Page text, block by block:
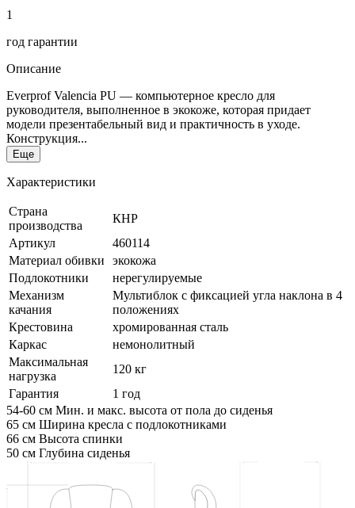
1
год гарантии
Описание
Everprof Valencia PU — компьютерное кресло для
руководителя, выполненное в экокоже, которая придает
модели презентабельный вид и практичность в уходе.
Конструкция...
Еще
Характеристики
Страна
производства
КНР
Артикул
460114
Материал обивки
экокожа
Подлокотники
нерегулируемые
Механизм
качания
Мультиблок с фиксацией угла наклона в 4
положениях
Крестовина
хромированная сталь
Каркас
немонолитный
Максимальная
нагрузка
120 кг
Гарантия
1 год
54-60 см Мин. и макс. высота от пола до сиденья
65 см Ширина кресла с подлокотниками
66 см Высота спинки
50 см Глубина сиденья